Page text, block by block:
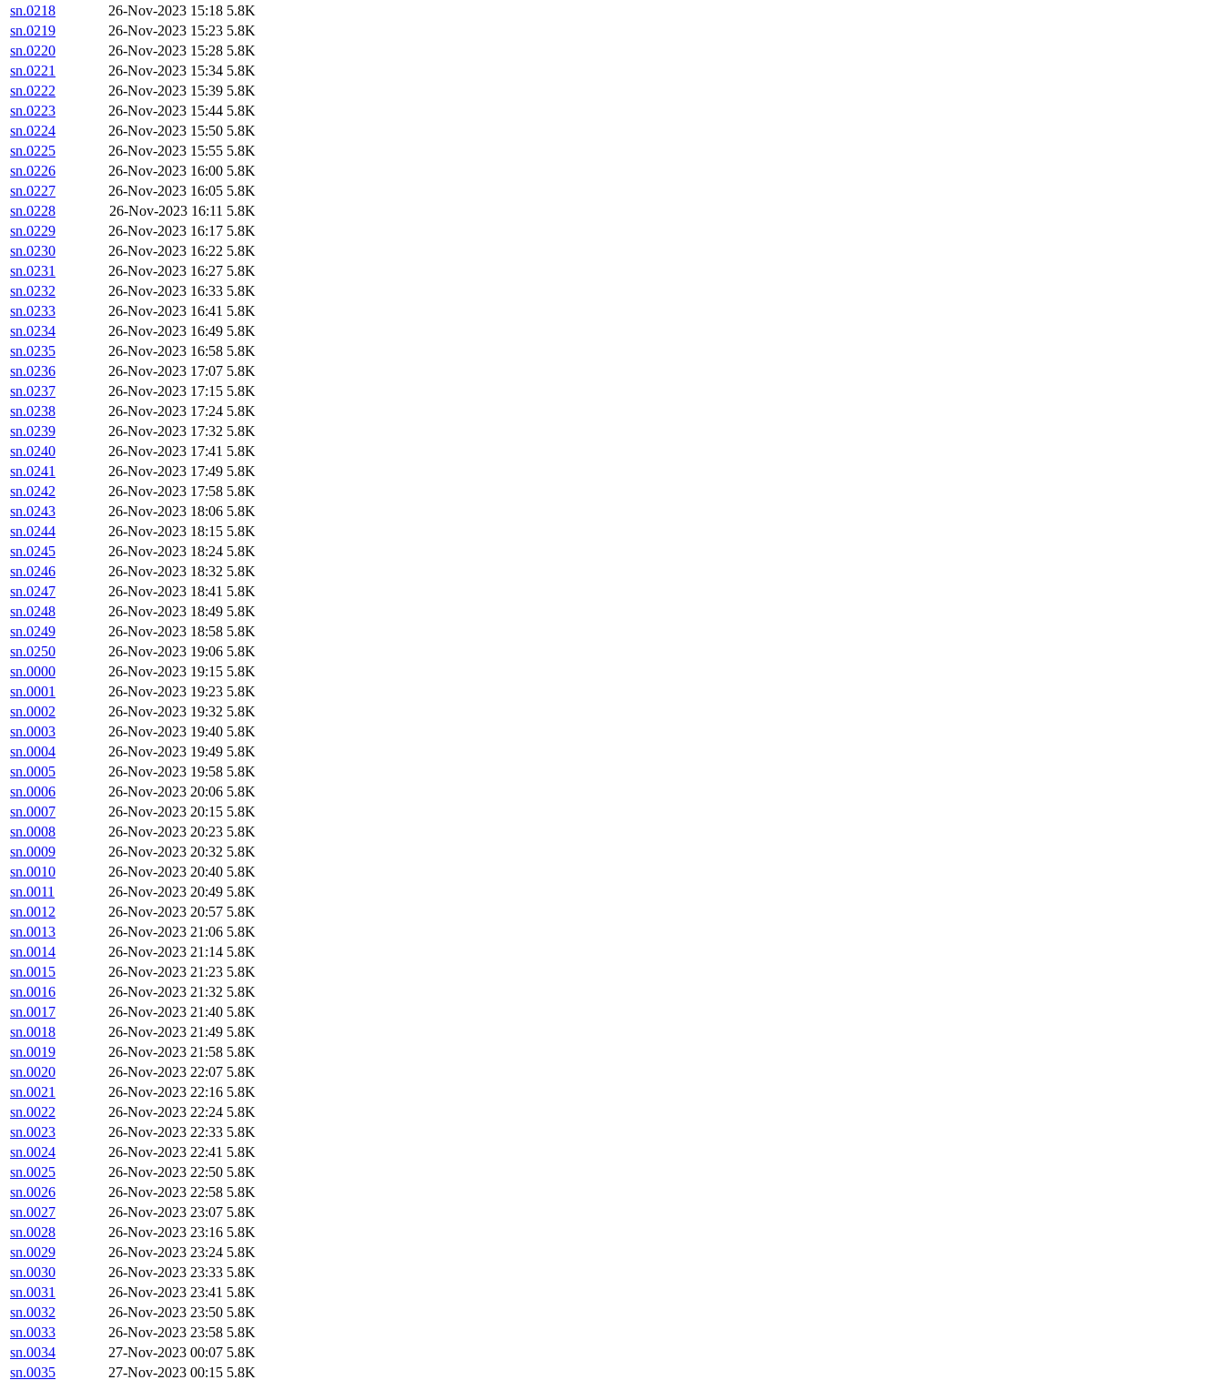
sn.0218
26-Nov-2023 15:18 5.8K
sn.0219
26-Nov-2023 15:23 5.8K
sn.0220
26-Nov-2023 15:28 5.8K
sn.0221
26-Nov-2023 15:34 5.8K
sn.0222
26-Nov-2023 15:39 5.8K
sn.0223
26-Nov-2023 15:44 5.8K
sn.0224
26-Nov-2023 15:50 5.8K
sn.0225
26-Nov-2023 15:55 5.8K
sn.0226
26-Nov-2023 16:00 5.8K
sn.0227
26-Nov-2023 16:05 5.8K
sn.0228
26-Nov-2023 16:11 5.8K
sn.0229
26-Nov-2023 16:17 5.8K
sn.0230
26-Nov-2023 16:22 5.8K
sn.0231
26-Nov-2023 16:27 5.8K
sn.0232
26-Nov-2023 16:33 5.8K
sn.0233
26-Nov-2023 16:41 5.8K
sn.0234
26-Nov-2023 16:49 5.8K
sn.0235
26-Nov-2023 16:58 5.8K
sn.0236
26-Nov-2023 17:07 5.8K
sn.0237
26-Nov-2023 17:15 5.8K
sn.0238
26-Nov-2023 17:24 5.8K
sn.0239
26-Nov-2023 17:32 5.8K
sn.0240
26-Nov-2023 17:41 5.8K
sn.0241
26-Nov-2023 17:49 5.8K
sn.0242
26-Nov-2023 17:58 5.8K
sn.0243
26-Nov-2023 18:06 5.8K
sn.0244
26-Nov-2023 18:15 5.8K
sn.0245
26-Nov-2023 18:24 5.8K
sn.0246
26-Nov-2023 18:32 5.8K
sn.0247
26-Nov-2023 18:41 5.8K
sn.0248
26-Nov-2023 18:49 5.8K
sn.0249
26-Nov-2023 18:58 5.8K
sn.0250
26-Nov-2023 19:06 5.8K
sn.0000
26-Nov-2023 19:15 5.8K
sn.0001
26-Nov-2023 19:23 5.8K
sn.0002
26-Nov-2023 19:32 5.8K
sn.0003
26-Nov-2023 19:40 5.8K
sn.0004
26-Nov-2023 19:49 5.8K
sn.0005
26-Nov-2023 19:58 5.8K
sn.0006
26-Nov-2023 20:06 5.8K
sn.0007
26-Nov-2023 20:15 5.8K
sn.0008
26-Nov-2023 20:23 5.8K
sn.0009
26-Nov-2023 20:32 5.8K
sn.0010
26-Nov-2023 20:40 5.8K
sn.0011
26-Nov-2023 20:49 5.8K
sn.0012
26-Nov-2023 20:57 5.8K
sn.0013
26-Nov-2023 21:06 5.8K
sn.0014
26-Nov-2023 21:14 5.8K
sn.0015
26-Nov-2023 21:23 5.8K
sn.0016
26-Nov-2023 21:32 5.8K
sn.0017
26-Nov-2023 21:40 5.8K
sn.0018
26-Nov-2023 21:49 5.8K
sn.0019
26-Nov-2023 21:58 5.8K
sn.0020
26-Nov-2023 22:07 5.8K
sn.0021
26-Nov-2023 22:16 5.8K
sn.0022
26-Nov-2023 22:24 5.8K
sn.0023
26-Nov-2023 22:33 5.8K
sn.0024
26-Nov-2023 22:41 5.8K
sn.0025
26-Nov-2023 22:50 5.8K
sn.0026
26-Nov-2023 22:58 5.8K
sn.0027
26-Nov-2023 23:07 5.8K
sn.0028
26-Nov-2023 23:16 5.8K
sn.0029
26-Nov-2023 23:24 5.8K
sn.0030
26-Nov-2023 23:33 5.8K
sn.0031
26-Nov-2023 23:41 5.8K
sn.0032
26-Nov-2023 23:50 5.8K
sn.0033
26-Nov-2023 23:58 5.8K
sn.0034
27-Nov-2023 00:07 5.8K
sn.0035
27-Nov-2023 00:15 5.8K